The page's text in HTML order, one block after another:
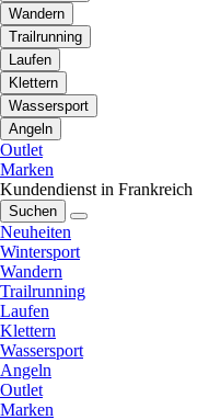
Wandern
Trailrunning
Laufen
Klettern
Wassersport
Angeln
Outlet
Marken
Kundendienst in Frankreich
Suchen
Neuheiten
Wintersport
Wandern
Trailrunning
Laufen
Klettern
Wassersport
Angeln
Outlet
Marken